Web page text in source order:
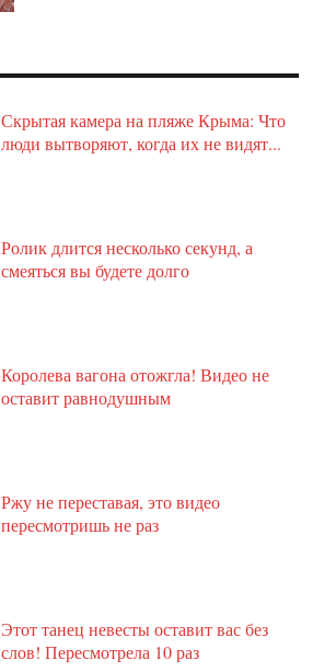
Скрытая камера на пляже Крыма: Что
люди вытворяют, когда их не видят...
Ролик длится несколько секунд, а
смеяться вы будете долго
Королева вагона отожгла! Видео не
оставит равнодушным
Ржу не переставая, это видео
пересмотришь не раз
Этот танец невесты оставит вас без
слов! Пересмотрела 10 раз